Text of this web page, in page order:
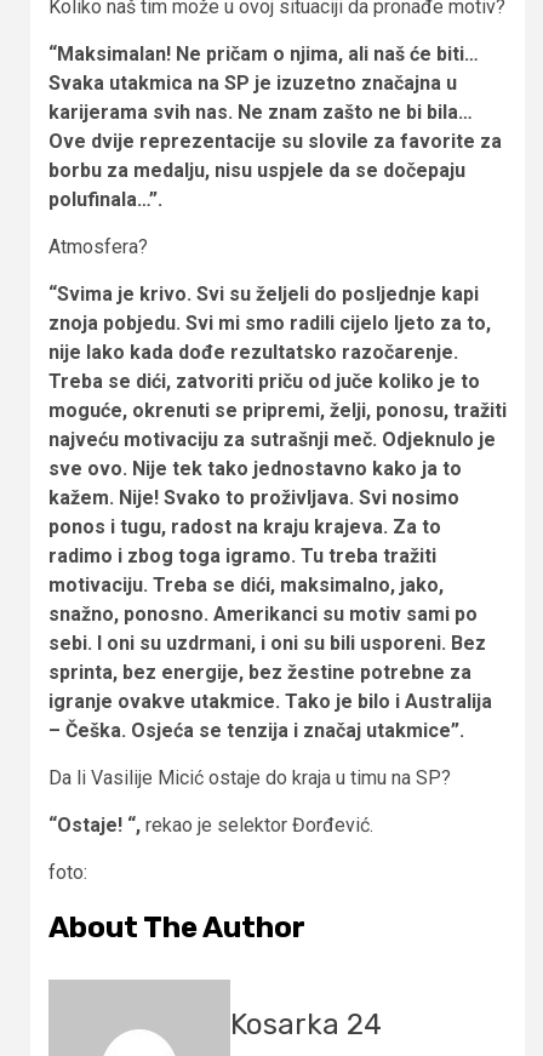
Koliko naš tim može u ovoj situaciji da pronađe motiv?
“Maksimalan! Ne pričam o njima, ali naš će biti…
Svaka utakmica na SP je izuzetno značajna u
karijerama svih nas. Ne znam zašto ne bi bila…
Ove dvije reprezentacije su slovile za favorite za
borbu za medalju, nisu uspjele da se dočepaju
polufinala…”.
Atmosfera?
“Svima je krivo. Svi su željeli do posljednje kapi
znoja pobjedu. Svi mi smo radili cijelo ljeto za to,
nije lako kada dođe rezultatsko razočarenje.
Treba se dići, zatvoriti priču od juče koliko je to
moguće, okrenuti se pripremi, želji, ponosu, tražiti
najveću motivaciju za sutrašnji meč. Odjeknulo je
sve ovo. Nije tek tako jednostavno kako ja to
kažem. Nije! Svako to proživljava. Svi nosimo
ponos i tugu, radost na kraju krajeva. Za to
radimo i zbog toga igramo. Tu treba tražiti
motivaciju. Treba se dići, maksimalno, jako,
snažno, ponosno. Amerikanci su motiv sami po
sebi. I oni su uzdrmani, i oni su bili usporeni. Bez
sprinta, bez energije, bez žestine potrebne za
igranje ovakve utakmice. Tako je bilo i Australija
– Češka. Osjeća se tenzija i značaj utakmice”.
Da li Vasilije Micić ostaje do kraja u timu na SP?
“Ostaje! “, rekao je selektor Đorđević.
foto:
About The Author
Kosarka 24